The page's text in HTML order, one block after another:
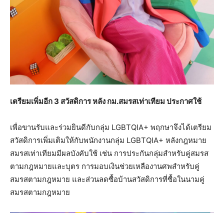
เตรียมเพิ่มอีก 3 สวัสดิการ หลัง กม.สมรสเท่าเทียม ประกาศใช้
เพื่อขานรับและร่วมยินดีกับกลุ่ม LGBTQIA+ พฤกษาจึงได้เตรียม
สวัสดิการเพิ่มเติมให้กับพนักงานกลุ่ม LGBTQIA+ หลังกฎหมาย
สมรสเท่าเทียมมีผลบังคับใช้ เช่น การประกันกลุ่มสำหรับคู่สมรส
ตามกฎหมายและบุตร การมอบเงินช่วยเหลืองานศพสำหรับคู่
สมรสตามกฎหมาย และส่วนลดซื้อบ้านสวัสดิการที่ซื้อในนามคู่
สมรสตามกฎหมาย